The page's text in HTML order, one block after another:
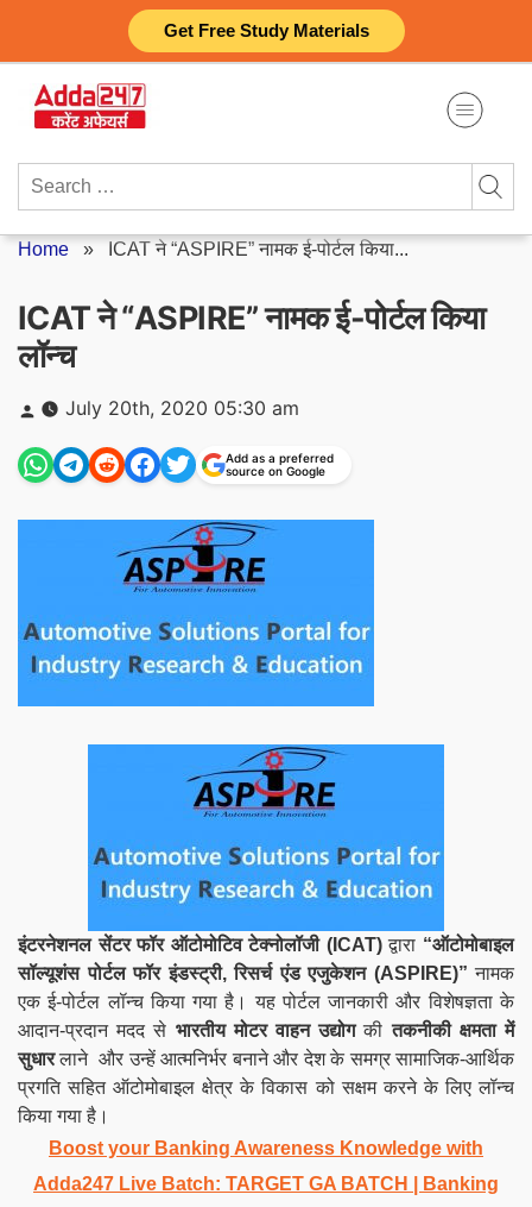
Get Free Study Materials
content
Search
Home » ICAT ने “ASPIRE” नामक ई-पोर्टल किया...
ICAT ने “ASPIRE” नामक ई-पोर्टल किया
लॉन्च
Posted
by
July 20th, 2020 05:30 am
Add as a preferred
source on Google
इंटरनेशनल सेंटर फॉर ऑटोमोटिव टेक्नोलॉजी (ICAT)द्वारा “ऑटोमोबाइल
सॉल्यूशंस पोर्टल फॉर इंडस्ट्री, रिसर्च एंड एजुकेशन (ASPIRE)” नामक
एक ई-पोर्टल लॉन्च किया गया है। यह पोर्टल जानकारी और विशेषज्ञता के
आदान-प्रदान मदद से भारतीय मोटर वाहन उद्योगकीतकनीकी क्षमता में
सुधारलाने और उन्हें आत्मनिर्भर बनाने और देश के समग्र सामाजिक-आर्थिक
प्रगति सहित ऑटोमोबाइल क्षेत्र के विकास को सक्षम करने के लिए लॉन्च
किया गया है।
Boost your Banking Awareness Knowledge with
Adda247 Live Batch: TARGET GA BATCH
| Banking